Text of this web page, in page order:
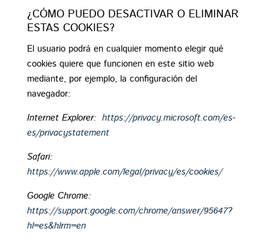
¿CÓMO PUEDO DESACTIVAR O ELIMINAR
ESTAS COOKIES?
El usuario podrá en cualquier momento elegir qué
cookies quiere que funcionen en este sitio web
mediante, por ejemplo, la configuración del
navegador:
Internet Explorer: https://privacy.microsoft.com/es-
es/privacystatement
Safari:
https://www.apple.com/legal/privacy/es/cookies/
Google Chrome:
https://support.google.com/chrome/answer/95647?
hl=es&hlrm=en